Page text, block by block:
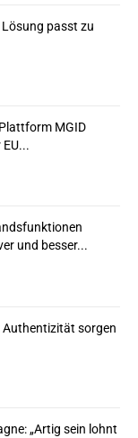
Lösung passt zu
MGID
und besser...
sorgen
„Artig sein lohnt